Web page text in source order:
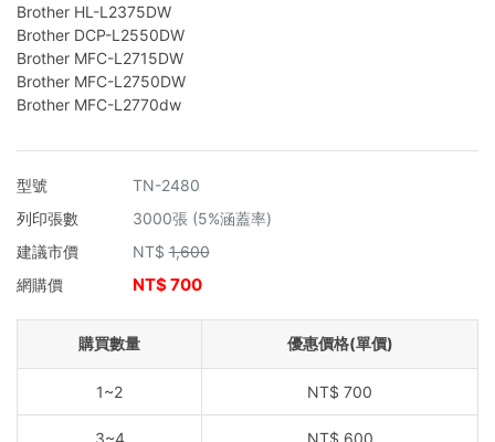
Brother HL-L2375DW
Brother DCP-L2550DW
Brother MFC-L2715DW
Brother MFC-L2750DW
Brother MFC-L2770dw
型號
TN-2480
列印張數
3000張 (5%涵蓋率)
建議市價
NT$ 1,600
網購價
NT$700
購買數量 優惠價格(單價)
1~2 NT$ 700
3~4 NT$ 600